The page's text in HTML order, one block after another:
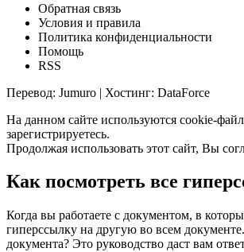
Обратная связь
Условия и правила
Политика конфиденциальности
Помощь
RSS
Перевод: Jumuro | Хостинг: DataForce
На данном сайте используются cookie-
зарегистрируетесь.
Продолжая использовать этот сайт, Вы
Как посмотреть все
Когда вы работаете с документом, в
гиперссылку на другую во всем
документа? Это руководство даст вам